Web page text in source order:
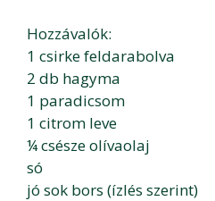
Hozzávalók:
1 csirke feldarabolva
2 db hagyma
1 paradicsom
1 citrom leve
¼ csésze olívaolaj
só
jó sok bors (ízlés szerint)